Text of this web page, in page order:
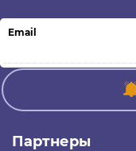
Email
Партнеры